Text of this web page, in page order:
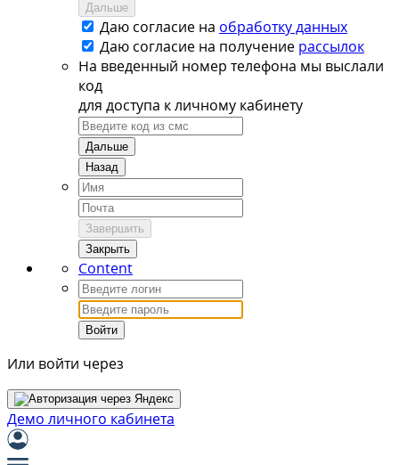
Дальше
Даю согласие на обработку данных
Даю согласие на получение рассылок
На введенный номер телефона мы выслали
код
для доступа к личному кабинету
Дальше
Назад
Завершить
Закрыть
Content
Войти
Или войти через
Демо личного кабинета